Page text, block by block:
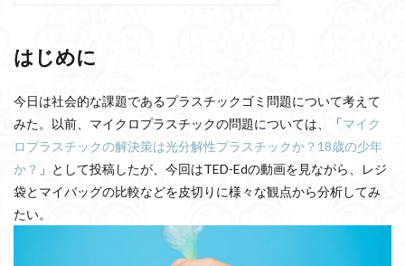
はじめに
今日は社会的な課題であるプラスチックゴミ問題について考えて
みた。以前、マイクロプラスチックの問題については、「マイク
ロプラスチックの解決策は光分解性プラスチックか？18歳の少年
か？ 」として投稿したが、今回はTED-Edの動画を見ながら、レジ
袋とマイバッグの比較などを皮切りに様々な観点から分析してみ
たい。